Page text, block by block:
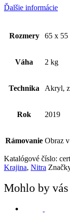
Ďalšie informácie
Rozmery 65 x 55
Váha 2 kg
Technika Akryl,
Rok 2019
Rámovanie Obraz
Katalógové číslo:
Krajina, Nitra
Mohlo by